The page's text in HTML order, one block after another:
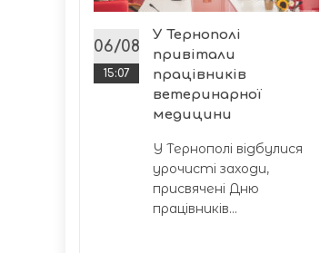
06/08
15:07
У Тернополі
привітали
працівників
ветеринарної
медицини
У Тернополі відбулися
урочисті заходи,
присвячені Дню
працівників...